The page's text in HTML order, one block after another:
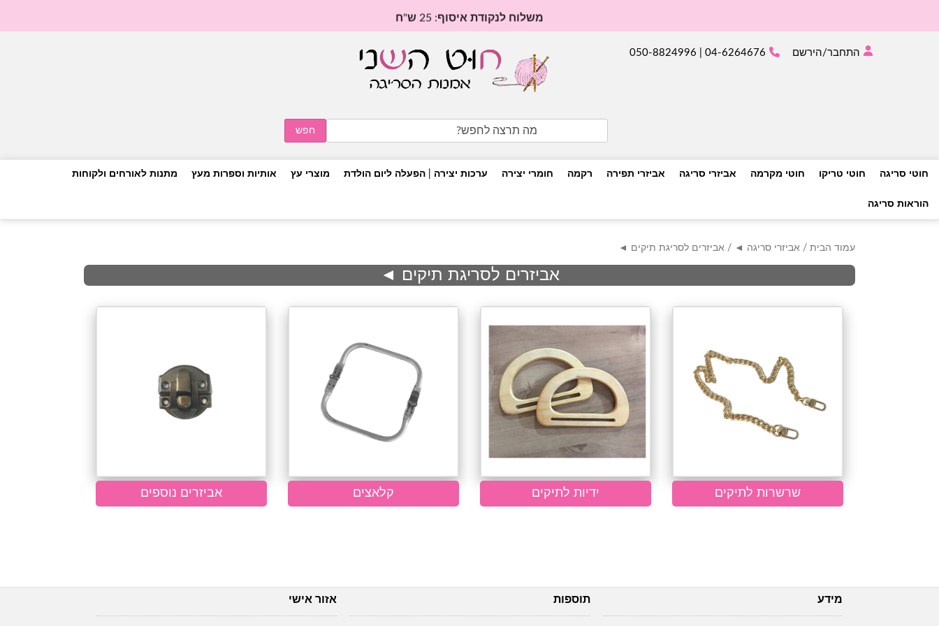
משלוח לנקודת איסוף: 25 ש"ח
for:
התחבר/הירשם 04-6264676 | 050-8824996
חוטי סריגה חוטי טריקו חוטי מקרמה אביזרי סריגה אביזרי תפירה רקמה חומרי יצירה ערכות יצירה | הפעלה ליום הולדת מוצרי עץ אותיות וספרות מעץ מתנות לאורחים ולקוחות
הוראות סריגה
עמוד הבית / אביזרי סריגה ◄ / אביזרים לסריגת תיקים ◄
אביזרים לסריגת תיקים ◄
שרשרות לתיקים ידיות לתיקים קלאצים אביזרים נוספים
מידע תוספות אזור אישי